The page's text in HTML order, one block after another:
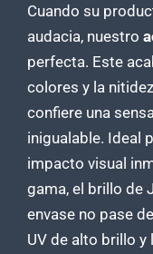
Cuando su
audacia, nuestro
perfecta. Este
colores y la
confiere una
inigualable. Ideal
impacto visual
gama, el brillo de
envase no pase
UV de alto brillo